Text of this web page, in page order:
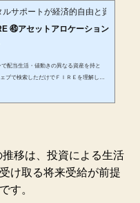
サポートが経済的自由と資産形成
㊺アセットアロケーション
配当生活・値動きの異なる資産を持と
ブで検索しただけでＦＩＲＥを理解した
移は、投資による生活
け取る将来受給が前提
す。